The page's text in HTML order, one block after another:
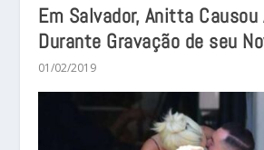
Em Salvador, Anitta Causou
Durante Gravação de seu
01/02/2019